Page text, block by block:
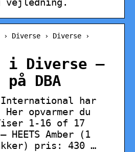
› Diverse › Diverse ›
i Diverse –
DBA
har
opvarmer du
1-16 of 17
Amber (1
pris: 430 …